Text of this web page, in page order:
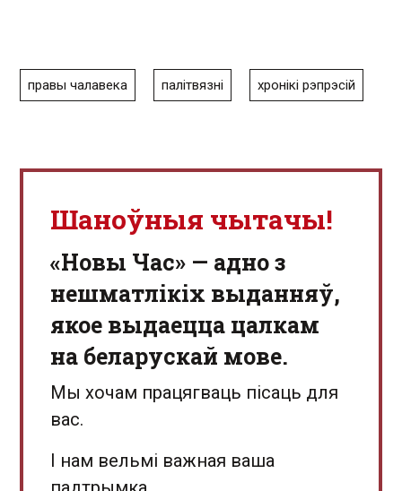
правы чалавека палітвязні хронікі рэпрэсій
Шаноўныя чытачы!
«Новы Час» — адно з
нешматлікіх выданняў,
якое выдаецца цалкам
на беларускай мове.
Мы хочам працягваць пісаць для
вас.
І нам вельмі важная ваша